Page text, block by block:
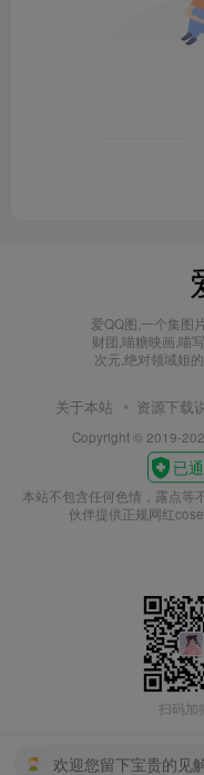
爱QQ图,一个集图
财团,喵糖映画,喵
次元,绝对领域姐
关于本站 资源下载
Copyright © 2019-
本站不包含任何色情，露点等
伙伴提供正规网红
扫码加
欢迎您留下宝贵的见